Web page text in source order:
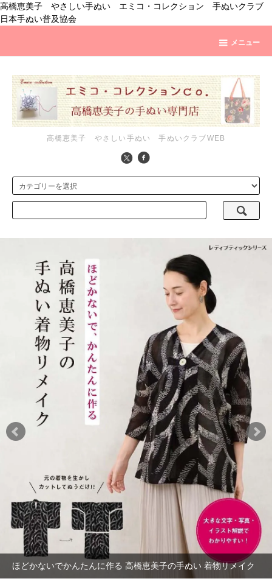
高橋恵美子 やさしい手ぬい エミコ・コレクション 手ぬいクラブ
日本手ぬい普及協会
メニュー
高橋恵美子 やさしい手ぬい 手ぬいクラブWEB
ほどかないでかんたんに作る 高橋恵美子の手ぬい 着物リメイク